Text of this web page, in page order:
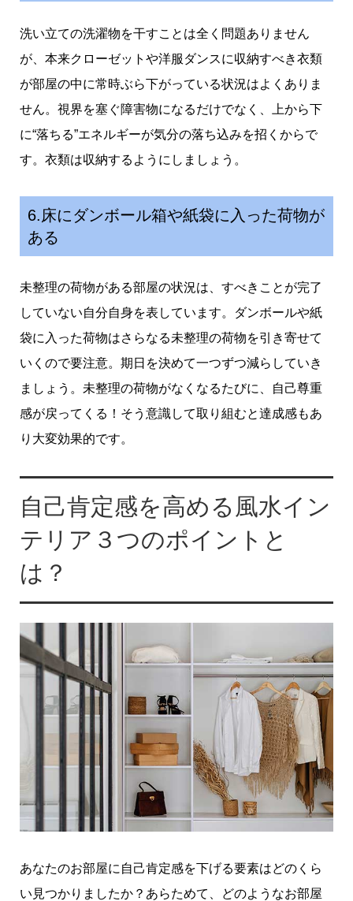
洗い立ての洗濯物を干すことは全く問題ありません
が、本来クローゼットや洋服ダンスに収納すべき衣類
が部屋の中に常時ぶら下がっている状況はよくありま
せん。視界を塞ぐ障害物になるだけでなく、上から下
に“落ちる”エネルギーが気分の落ち込みを招くからで
す。衣類は収納するようにしましょう。
6.床にダンボール箱や紙袋に入った荷物が
ある
未整理の荷物がある部屋の状況は、すべきことが完了
していない自分自身を表しています。ダンボールや紙
袋に入った荷物はさらなる未整理の荷物を引き寄せて
いくので要注意。期日を決めて一つずつ減らしていき
ましょう。未整理の荷物がなくなるたびに、自己尊重
感が戻ってくる！そう意識して取り組むと達成感もあ
り大変効果的です。
自己肯定感を高める風水イン
テリア３つのポイントと
は？
あなたのお部屋に自己肯定感を下げる要素はどのくら
い見つかりましたか？あらためて、どのようなお部屋